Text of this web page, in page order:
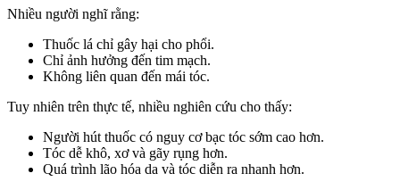
Nhiều người nghĩ rằng:
Thuốc lá chỉ gây hại cho phổi.
Chỉ ảnh hưởng đến tim mạch.
Không liên quan đến mái tóc.
Tuy nhiên trên thực tế, nhiều nghiên cứu cho thấy:
Người hút thuốc có nguy cơ bạc tóc sớm cao hơn.
Tóc dễ khô, xơ và gãy rụng hơn.
Quá trình lão hóa da và tóc diễn ra nhanh hơn.